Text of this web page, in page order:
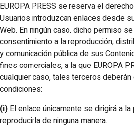
EUROPA PRESS se reserva el
Usuarios introduzcan enlaces desde
Web. En ningún caso, dicho permiso
consentimiento a la reproducción,
y comunicación pública de sus
fines comerciales, a la que EUROPA
cualquier caso, tales terceros
condiciones:
(i) El enlace únicamente se dirigirá a la
reproducirla de ninguna manera.